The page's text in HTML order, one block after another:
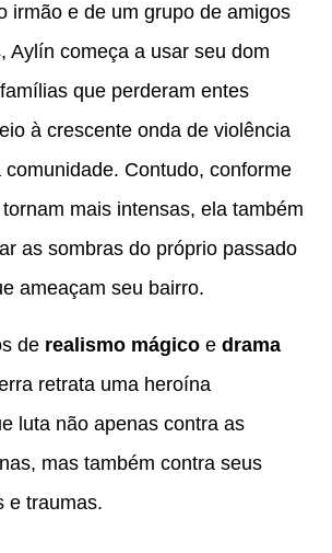
irmão e de um grupo de amigos
Aylín começa a usar seu dom
que perderam entes
à crescente onda de violência
Contudo, conforme
mais intensas, ela também
as sombras do próprio passado
ameaçam seu bairro.
de realismo mágico e drama
retrata uma heroína
luta não apenas contra as
mas também contra seus
e traumas.